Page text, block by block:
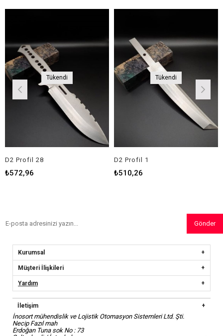
Tükendi
Profil 28
Tükendi
D2 Profil 1
₺510,26
Gönder
Kurumsal
Müşteri İlişkileri
Yardım
İletişim
İnosort mühendislik ve Lojistik Otomasyon Sistemleri Ltd. Şti.
Necip Fazıl mah
Erdoğan Tuna sok No : 73